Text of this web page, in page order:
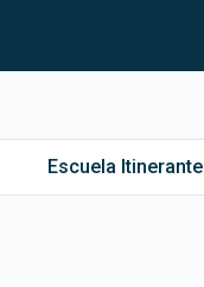
Escuela Itinerante